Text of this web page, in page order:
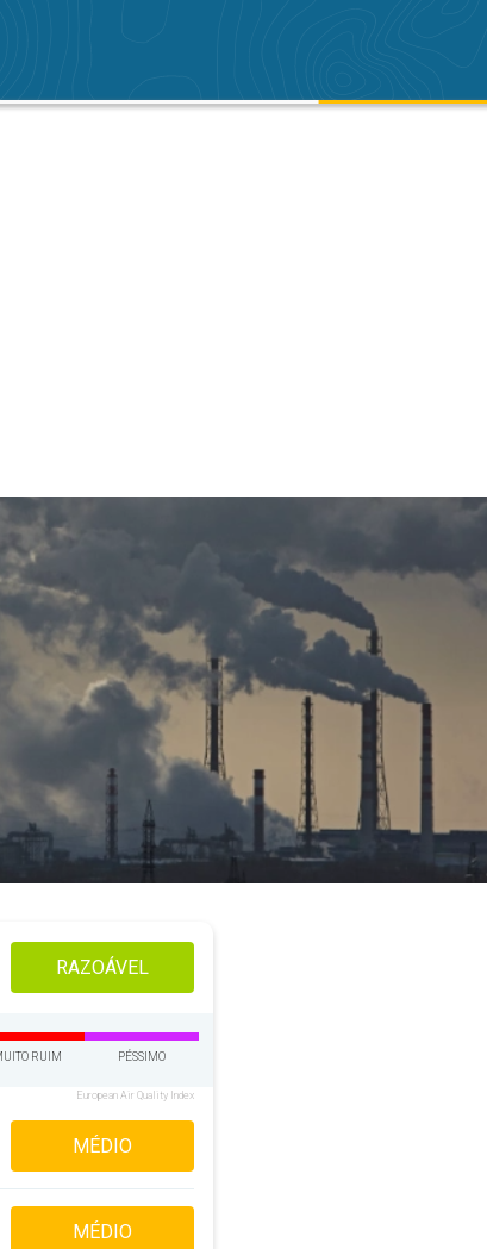
RAZOÁVEL
RUIM PÉSSIMO
European Air Quality Index
MÉDIO
MÉDIO